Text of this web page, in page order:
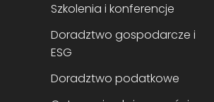
Szkolenia i konferencje
Doradztwo gospodarcze i
ESG
Doradztwo podatkowe